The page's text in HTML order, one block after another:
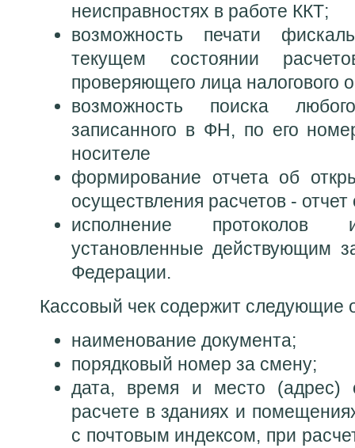
неисправностях в работе ККТ;
возможность печати
текущем состоянии
проверяющего лица налогового
возможность поиска
записанного в ФН, по его
носителе
формирование отчета об
осуществления расчетов -
исполнение протоколов
установленные действующим
Федерации.
Кассовый чек содержит следующие
наименование документа;
порядковый номер за смену;
дата, время и место (адрес)
расчете в зданиях и
с почтовым индексом, при